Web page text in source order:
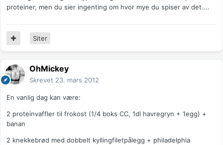
proteiner, men du sier ingenting om hvor mye du spiser av det....
Siter
OhMickey
Skrevet 23. mars 2012
En vanlig dag kan være:
2 proteinvaffler til frokost (1/4 boks CC, 1dl havregryn + 1egg) +
banan
2 knekkebrød med dobbelt kyllingfiletpålegg + philadelphia